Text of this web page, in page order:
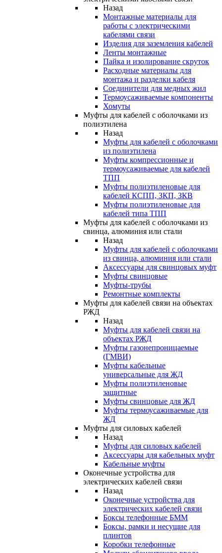
Назад
Монтажные материалы для
работы с электрическими
кабелями связи
Изделия для заземления кабелей
Ленты монтажные
Пайка и изолирование скруток
Расходные материалы для
монтажа и разделки кабеля
Соединители для медных жил
Термоусаживаемые компоненты
Хомуты
Муфты для кабелей с оболочками из
полиэтилена
Назад
Муфты для кабелей с оболочками
из полиэтилена
Муфты компрессионные и
термоусаживаемые для кабелей
ТПП
Муфты полиэтиленовые для
кабелей КСПП, ЗКП, ЗКВ
Муфты полиэтиленовые для
кабелей типа ТПП
Муфты для кабелей с оболочками из
свинца, алюминия или стали
Назад
Муфты для кабелей с оболочками
из свинца, алюминия или стали
Аксессуары для свинцовых муфт
Муфты свинцовые
Муфты-трубы
Ремонтные комплекты
Муфты для кабелей связи на объектах
РЖД
Назад
Муфты для кабелей связи на
объектах РЖД
Муфты газонепроницаемые
(ГМВИ)
Муфты кабельные
универсальные для ЖД
Муфты полиэтиленовые
защитные
Муфты свинцовые для ЖД
Муфты термоусаживаемые для
ЖД
Муфты для силовых кабелей
Назад
Муфты для силовых кабелей
Аксессуары для кабельных муфт
Кабельные муфты
Оконечные устройства для
электрических кабелей связи
Назад
Оконечные устройства для
электрических кабелей связи
Боксы телефонные БММ
Боксы, рамки и несущие для
плинтов
Коробки телефонные